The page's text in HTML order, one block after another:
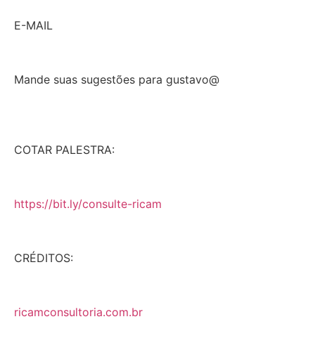
E-MAIL
Mande suas sugestões para gustavo@
COTAR PALESTRA:
https://bit.ly/consulte-ricam
CRÉDITOS:
ricamconsultoria.com.br